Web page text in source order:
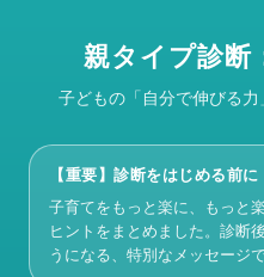
親タイプ診断
子どもの「自分で伸びる力
【重要】診断をはじめる前に
子育てをもっと楽に、もっと
ヒントをまとめました。診断
うになる、特別なメッセージで